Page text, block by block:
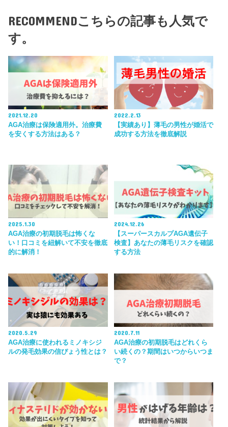
RECOMMENDこちらの記事も人気で
す。
2021.12.20
AGA治療は保険適用外。治療費
を安くする方法はある？
2022.2.13
【実績あり】薄毛の男性が婚活で
成功する方法を徹底解説
2025.1.30
AGA治療の初期脱毛は怖くな
い！口コミを紐解いて不安を徹底
的に解消！
2024.12.26
【スーパースカルプAGA遺伝子
検査】あなたの薄毛リスクを確認
する方法
2020.5.29
AGA治療に使われるミノキシジ
ルの発毛効果の信ぴょう性とは？
2020.7.11
AGA治療の初期脱毛はどれくら
い続くの？期間はいつからいつま
で？